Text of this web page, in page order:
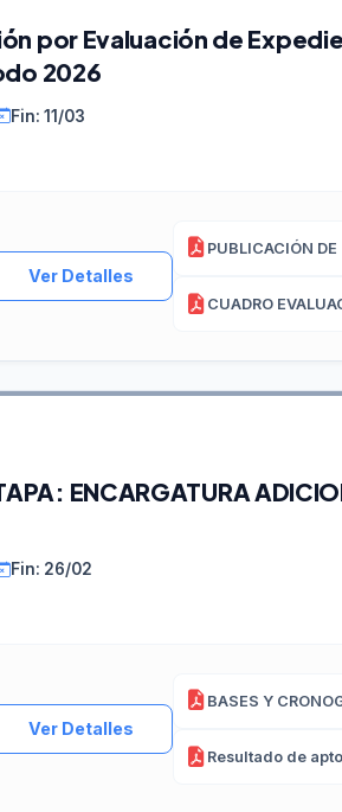
por Evaluación de
2026
Fin: 11/03
Ver Detalles
ENCARGATURA
Fin: 26/02
Ver Detalles